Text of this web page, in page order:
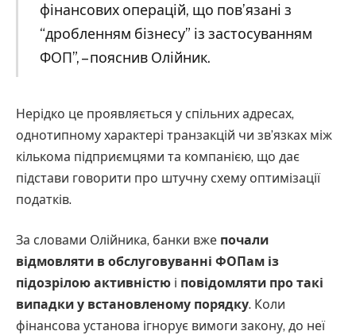
фінансових операцій, що пов’язані з
“дробленням бізнесу” із застосуванням
ФОП”, – пояснив Олійник.
Нерідко це проявляється у спільних адресах,
однотипному характері транзакцій чи зв’язках між
кількома підприємцями та компанією, що дає
підстави говорити про штучну схему оптимізації
податків.
За словами Олійника, банки вже почали
відмовляти в обслуговуванні ФОПам із
підозрілою активністю і повідомляти про такі
випадки у встановленому порядку. Коли
фінансова установа ігнорує вимоги закону, до неї